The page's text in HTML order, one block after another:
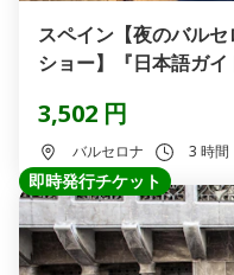
スペイン【夜のバル
ショー】『日本語ガイ
3,502 円
バルセロナ 3 時間
即時発行チケット